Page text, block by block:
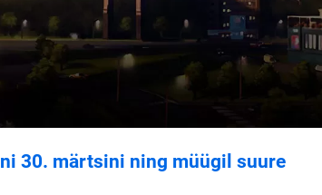
30. märtsini ning müügil suure